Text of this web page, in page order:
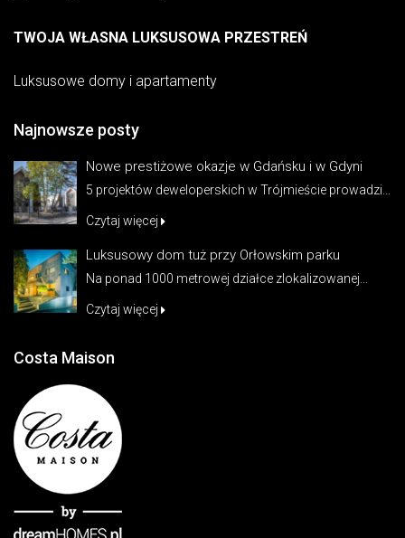
TWOJA WŁASNA LUKSUSOWA PRZESTREŃ
Luksusowe domy i apartamenty
Najnowsze posty
Nowe prestiżowe okazje w Gdańsku i w Gdyni
5 projektów deweloperskich w Trójmieście prowadzi...
Czytaj więcej
Luksusowy dom tuż przy Orłowskim parku
Na ponad 1000 metrowej działce zlokalizowanej...
Czytaj więcej
Costa Maison